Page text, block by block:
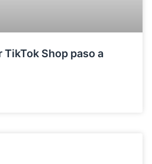
TikTok Shop paso a